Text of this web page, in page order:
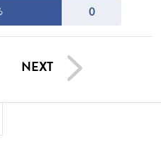
0
NEXT